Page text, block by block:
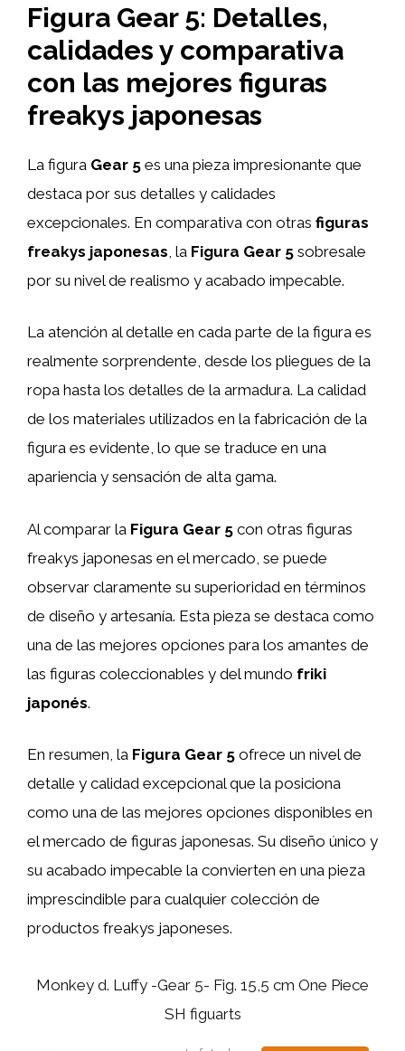
Figura Gear 5: Detalles,
calidades y comparativa
con las mejores figuras
freakys japonesas
La figura Gear 5 es una pieza impresionante que
destaca por sus detalles y calidades
excepcionales. En comparativa con otras figuras
freakys japonesas , la Figura Gear 5 sobresale
por su nivel de realismo y acabado impecable.
La atención al detalle en cada parte de la figura es
realmente sorprendente, desde los pliegues de la
ropa hasta los detalles de la armadura. La calidad
de los materiales utilizados en la fabricación de la
figura es evidente, lo que se traduce en una
apariencia y sensación de alta gama.
Al comparar la Figura Gear 5 con otras figuras
freakys japonesas en el mercado, se puede
observar claramente su superioridad en términos
de diseño y artesanía. Esta pieza se destaca como
una de las mejores opciones para los amantes de
las figuras coleccionables y del mundo friki
japonés.
En resumen, la Figura Gear 5 ofrece un nivel de
detalle y calidad excepcional que la posiciona
como una de las mejores opciones disponibles en
el mercado de figuras japonesas. Su diseño único y
su acabado impecable la convierten en una pieza
imprescindible para cualquier colección de
productos freakys japoneses.
Monkey d. Luffy -Gear 5- Fig. 15,5 cm One Piece
SH figuarts